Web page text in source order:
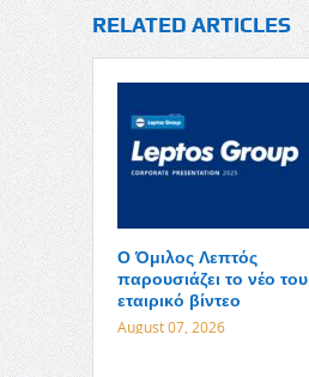
RELATED ARTICLES
Ο Όμιλος Λεπτός
παρουσιάζει το νέο του
εταιρικό βίντεο
August 07, 2026